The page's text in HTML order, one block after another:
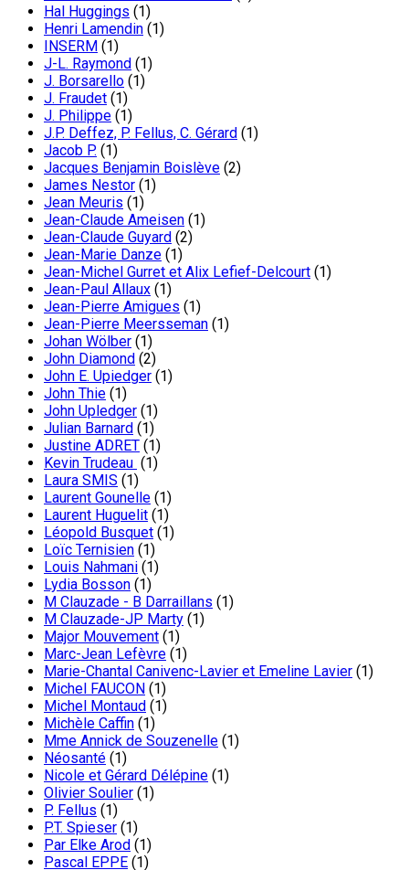
Hal Huggings (1)
Henri Lamendin (1)
INSERM (1)
J-L. Raymond (1)
J. Borsarello (1)
J. Fraudet (1)
J. Philippe (1)
J.P. Deffez, P. Fellus, C. Gérard (1)
Jacob P. (1)
Jacques Benjamin Boislève (2)
James Nestor (1)
Jean Meuris (1)
Jean-Claude Ameisen (1)
Jean-Claude Guyard (2)
Jean-Marie Danze (1)
Jean-Michel Gurret et Alix Lefief-Delcourt (1)
Jean-Paul Allaux (1)
Jean-Pierre Amigues (1)
Jean-Pierre Meersseman (1)
Johan Wölber (1)
John Diamond (2)
John E. Upiedger (1)
John Thie (1)
John Upledger (1)
Julian Barnard (1)
Justine ADRET (1)
Kevin Trudeau (1)
Laura SMIS (1)
Laurent Gounelle (1)
Laurent Huguelit (1)
Léopold Busquet (1)
Loïc Ternisien (1)
Louis Nahmani (1)
Lydia Bosson (1)
M Clauzade - B Darraillans (1)
M Clauzade-JP Marty (1)
Major Mouvement (1)
Marc-Jean Lefèvre (1)
Marie-Chantal Canivenc-Lavier et Emeline Lavier (1)
Michel FAUCON (1)
Michel Montaud (1)
Michèle Caffin (1)
Mme Annick de Souzenelle (1)
Néosanté (1)
Nicole et Gérard Délépine (1)
Olivier Soulier (1)
P. Fellus (1)
P.T. Spieser (1)
Par Elke Arod (1)
Pascal EPPE (1)